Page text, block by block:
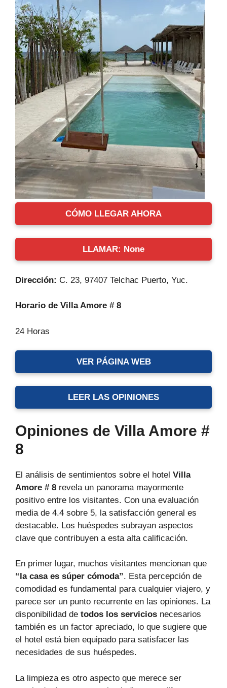
CÓMO LLEGAR AHORA
LLAMAR: None
Dirección: C. 23, 97407 Telchac Puerto, Yuc.
Horario de Villa Amore # 8
24 Horas
VER PÁGINA WEB
LEER LAS OPINIONES
Opiniones de Villa Amore #
8
El análisis de sentimientos sobre el hotel Villa
Amore # 8 revela un panorama mayormente
positivo entre los visitantes. Con una evaluación
media de 4.4 sobre 5, la satisfacción general es
destacable. Los huéspedes subrayan aspectos
clave que contribuyen a esta alta calificación.
En primer lugar, muchos visitantes mencionan que
“la casa es súper cómoda”. Esta percepción de
comodidad es fundamental para cualquier viajero, y
parece ser un punto recurrente en las opiniones. La
disponibilidad de todos los servicios necesarios
también es un factor apreciado, lo que sugiere que
el hotel está bien equipado para satisfacer las
necesidades de sus huéspedes.
La limpieza es otro aspecto que merece ser